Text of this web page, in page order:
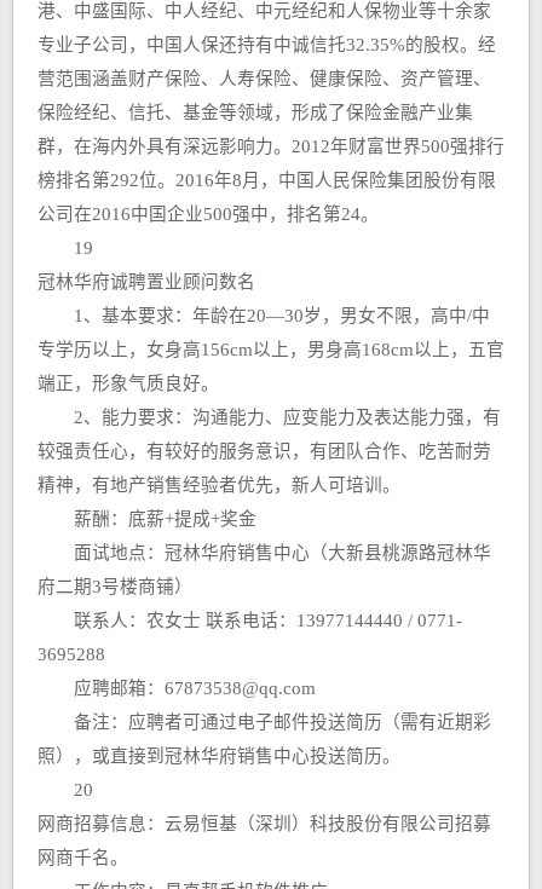
港、中盛国际、中人经纪、中元经纪和人保物业等十余家
专业子公司，中国人保还持有中诚信托32.35%的股权。经
营范围涵盖财产保险、人寿保险、健康保险、资产管理、
保险经纪、信托、基金等领域，形成了保险金融产业集
群，在海内外具有深远影响力。2012年财富世界500强排行
榜排名第292位。2016年8月，中国人民保险集团股份有限
公司在2016中国企业500强中，排名第24。
19
冠林华府诚聘置业顾问数名
1、基本要求：年龄在20—30岁，男女不限，高中/中
专学历以上，女身高156cm以上，男身高168cm以上，五官
端正，形象气质良好。
2、能力要求：沟通能力、应变能力及表达能力强，有
较强责任心，有较好的服务意识，有团队合作、吃苦耐劳
精神，有地产销售经验者优先，新人可培训。
薪酬：底薪+提成+奖金
面试地点：冠林华府销售中心（大新县桃源路冠林华
府二期3号楼商铺）
联系人：农女士 联系电话：13977144440 / 0771-
3695288
应聘邮箱：67873538@qq.com
备注：应聘者可通过电子邮件投送简历（需有近期彩
照），或直接到冠林华府销售中心投送简历。
20
网商招募信息：云易恒基（深圳）科技股份有限公司招募
网商千名。